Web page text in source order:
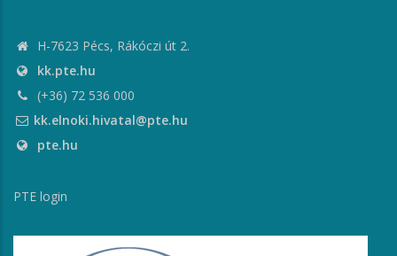
H-7623 Pécs, Rákóczi út 2.
kk.pte.hu
(+36) 72 536 000
kk.elnoki.hivatal@pte.hu
pte.hu
PTE login